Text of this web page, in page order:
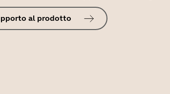
al prodotto